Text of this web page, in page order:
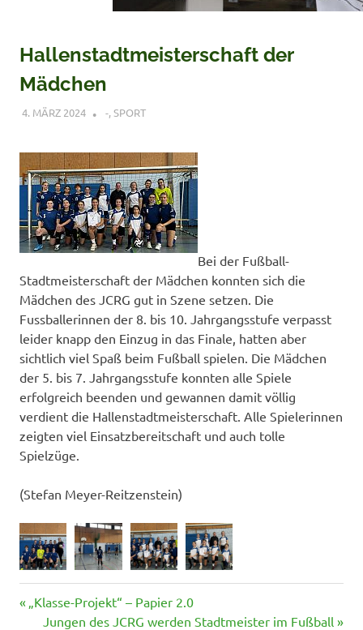
Hallenstadtmeisterschaft der
Mädchen
4. MÄRZ 2024 VERONIQUE RUDLOF
-,SPORT
Bei der Fußball-
Stadtmeisterschaft der Mädchen konnten sich die
Mädchen des JCRG gut in Szene setzen. Die
Fussballerinnen der 8. bis 10. Jahrgangsstufe verpasst
leider knapp den Einzug in das Finale, hatten aber
sichtlich viel Spaß beim Fußball spielen. Die Mädchen
der 5. bis 7. Jahrgangsstufe konnten alle Spiele
erfolgreich beenden und gewannen damit völlig
verdient die Hallenstadtmeisterschaft. Alle Spielerinnen
zeigten viel Einsatzbereitschaft und auch tolle
Spielzüge.
(Stefan Meyer-Reitzenstein)
Beitragsnavigation
Vorheriger
Beitrag:
„Klasse-Projekt“ – Papier 2.0
Nächster
Jungen des JCRG werden Stadtmeister im Fußball